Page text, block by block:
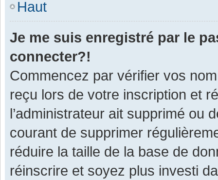
Haut
Je me suis enregistré par le
connecter?!
Commencez par vérifier vos
reçu lors de votre inscription et
l’administrateur ait supprimé ou
courant de supprimer
réduire la taille de la base de
réinscrire et soyez plus investi